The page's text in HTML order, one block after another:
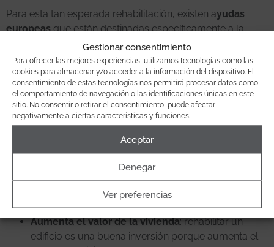
Gestionar consentimiento
Para ofrecer las mejores experiencias, utilizamos tecnologías como las
cookies para almacenar y/o acceder a la información del dispositivo. El
consentimiento de estas tecnologías nos permitirá procesar datos como
el comportamiento de navegación o las identificaciones únicas en este
sitio. No consentir o retirar el consentimiento, puede afectar
negativamente a ciertas características y funciones.
Aceptar
Denegar
Ver preferencias
Para esta tan esperada rehabilitación, existen ayudas
europeasque están destinadas específicamente a la
rehabilitación de viviendas. De hecho, tal y como recoge
el Plan de Recuperación, Transformación y Resiliencia, se
van a destinar en torno a 5.500 millones de euros en
mejorar edificios los próximos años.
Gracias a estas ayudas en forma de subvenciones se
prevé que puedan cubrir entreel 35% y el 100% del
¿QUÉ VENTAJAS NOS APORTA REHABILITAR UNA
Aumenta el valor de la vivienda: rehabilitar un
edificio es una buena inversión porque aumenta el